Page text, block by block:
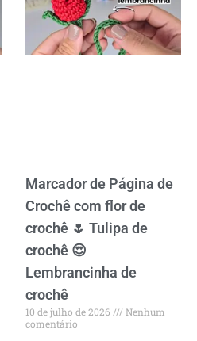
Marcador de Página de
Crochê com flor de
crochê 🌷 Tulipa de
crochê 😍
Lembrancinha de
crochê
10 de julho de 2026
Nenhum
comentário